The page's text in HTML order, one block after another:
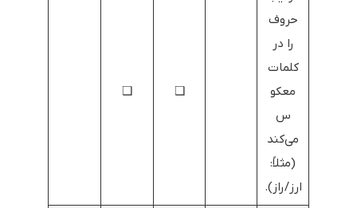
حروف
را در
کلمات
معکو
س
می‌کند
(مثلاً:
ارز/راز).
❑
❑